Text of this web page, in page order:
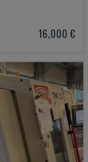
16,000 €